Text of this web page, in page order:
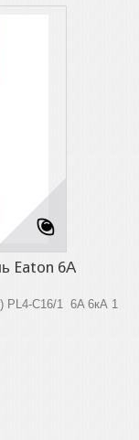
Eaton 6А
PL4-C16/1 6A 6кА 1